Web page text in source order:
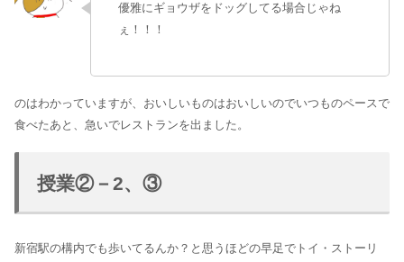
優雅にギョウザをドッグしてる場合じゃね
ぇ！！！
のはわかっていますが、おいしいものはおいしいのでいつものペースで
食べたあと、急いでレストランを出ました。
授業②－2、③
新宿駅の構内でも歩いてるんか？と思うほどの早足でトイ・ストーリ